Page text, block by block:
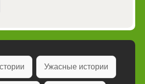
Ужасные истории